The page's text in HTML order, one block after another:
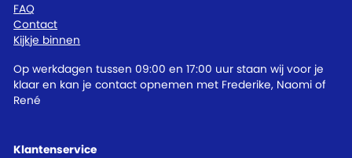
Klantenservice
FAQ
Contact
Kijkje binnen
Op werkdagen tussen 09:00 en 17:00 uur staan wij voor je
klaar en kan je contact opnemen met Frederike, Naomi of
René